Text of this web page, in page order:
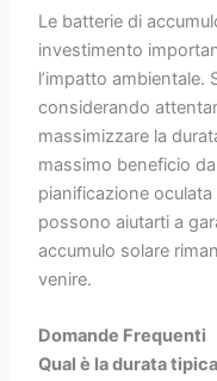
Le batterie di
investimento
l’impatto ambientale.
considerando
massimizzare la
massimo beneficio
pianificazione
possono aiutarti a
accumulo solare
venire.
Domande Frequenti
Qual è la durata